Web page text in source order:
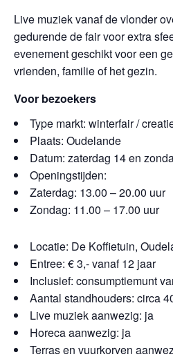
Live muziek vanaf de vlonder
gedurende de fair voor extra
evenement geschikt voor een
vrienden, familie of het gezin.
Voor bezoekers
Type markt: winterfair /
Plaats: Oudelande
Datum: zaterdag 14 en
Openingstijden:
Zaterdag: 13.00 – 20.00 uur
Zondag: 11.00 – 17.00 uur
Locatie: De Koffietuin,
Entree: € 3,- vanaf 12 jaar
Inclusief: consumptiemunt
Aantal standhouders: circa
Live muziek aanwezig: ja
Horeca aanwezig: ja
Terras en vuurkorven